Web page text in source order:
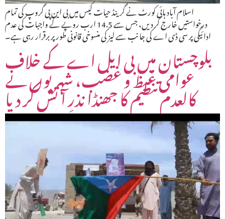
اسلام آباد ہائی کورٹ نے گرینڈ حیات کیس میں بی این پی گروپ کی تمام
درخواستیں خارج کر دیں، جس سے 14.5 ارب روپے کے واجبات کی عدم
ادائیگی پر سی ڈی اے کی جانب سے لیز کی منسوخی قانونی طور پر برقرار رہی ہے۔
بلوچستان میں بی ایل اے کے خلاف
عوامی غیظ و غضب، شہریوں نے
کالعدم تنظیم کا جھنڈا نذرِ آتش کر دیا